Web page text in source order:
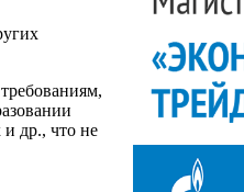
др., что не